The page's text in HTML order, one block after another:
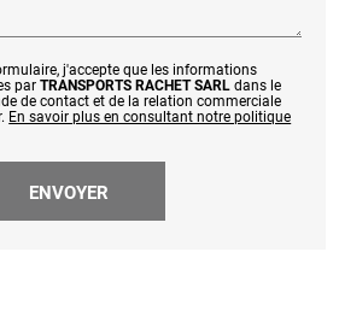
j'accepte que les informations
parTRANSPORTS RACHET SARLdans le
de contact et de la relation commerciale
En savoir plus en consultant notre politique